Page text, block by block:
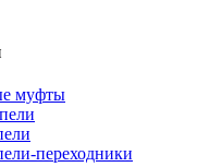
муфты
переходники